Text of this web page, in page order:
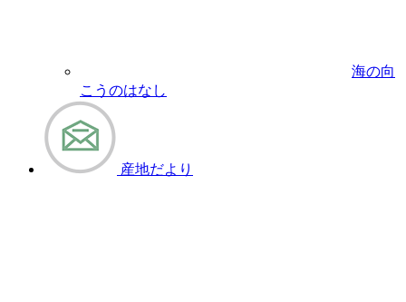
海の向
こうのはなし
産地だより